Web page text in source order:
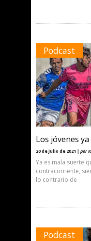
Podcast
Los jóvenes ya
20 de julio de 2021 | por
Ya es mala suerte
contracorriente,
lo contrario de
Podcast